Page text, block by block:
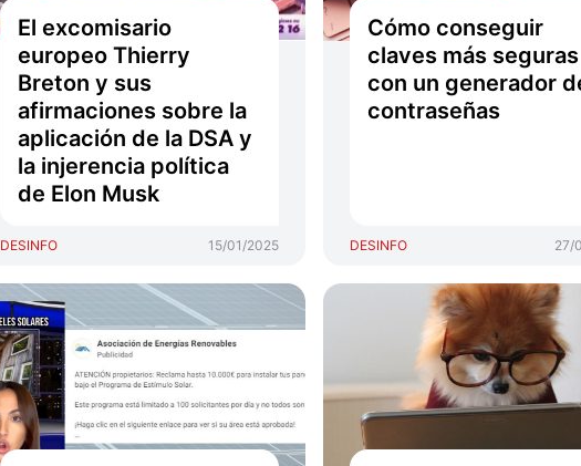
El excomisario
europeo Thierry
Breton y sus
afirmaciones sobre la
aplicación de la DSA y
la injerencia política
de Elon Musk
DESINFO 15/01/2025
Cómo conseguir
claves más seguras
con un generador
contraseñas
DESINFO 27/